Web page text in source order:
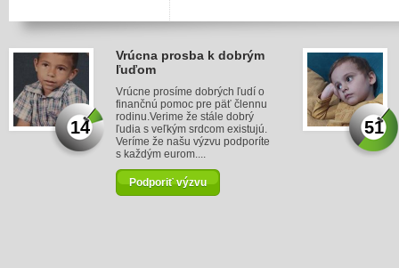
14
Vrúcna prosba k dobrým
ľuďom
Vrúcne prosíme dobrých ľudí o
finančnú pomoc pre päť člennu
rodinu.Verime že stále dobrý
ľudia s veľkým srdcom existujú.
Veríme že našu výzvu podporíte
s každým eurom....
Podporiť výzvu
51